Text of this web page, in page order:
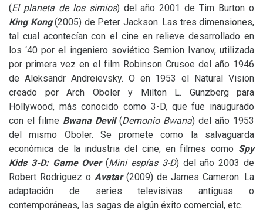
(El planeta de los simios) del año 2001 de Tim Burton o
King Kong(2005) de Peter Jackson. Las tres dimensiones,
tal cual acontecían con el cine en relieve desarrollado en
los ‘40 por el ingeniero soviético Semion Ivanov, utilizada
por primera vez en el film Robinson Crusoe del año 1946
de Aleksandr Andreievsky. O en 1953 el Natural Vision
creado por Arch Oboler y Milton L. Gunzberg para
Hollywood, más conocido como 3-D, que fue inaugurado
con el filme Bwana Devil(Demonio Bwana) del año 1953
del mismo Oboler. Se promete como la salvaguarda
económica de la industria del cine, en filmes como Spy
Kids 3-D: Game Over(Mini espías 3-D) del año 2003 de
Robert Rodriguez o Avatar (2009) de James Cameron. La
adaptación de series televisivas antiguas o
contemporáneas, las sagas de algún éxito comercial, etc.